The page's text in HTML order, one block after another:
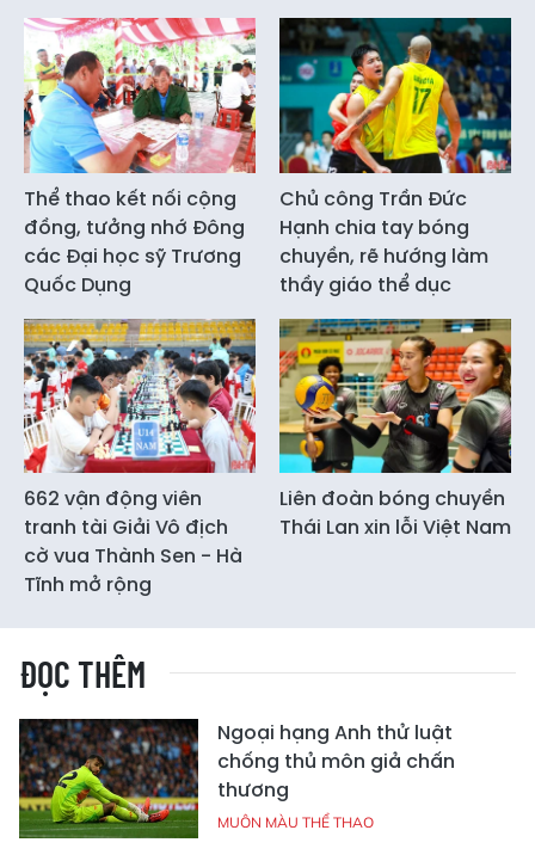
Thể thao kết nối cộng
đồng, tưởng nhớ Đông
các Đại học sỹ Trương
Quốc Dụng
Chủ công Trần Đức
Hạnh chia tay bóng
chuyền, rẽ hướng làm
thầy giáo thể dục
662 vận động viên
tranh tài Giải Vô địch
cờ vua Thành Sen - Hà
Tĩnh mở rộng
Liên đoàn bóng chuyền
Thái Lan xin lỗi Việt Nam
ĐỌC THÊM
Ngoại hạng Anh thử luật
chống thủ môn giả chấn
thương
MUÔN MÀU THỂ THAO